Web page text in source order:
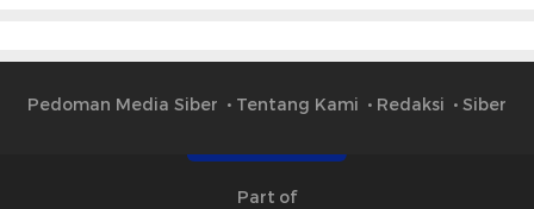
Pedoman Media Siber Tentang Kami Redaksi Siber
Part of